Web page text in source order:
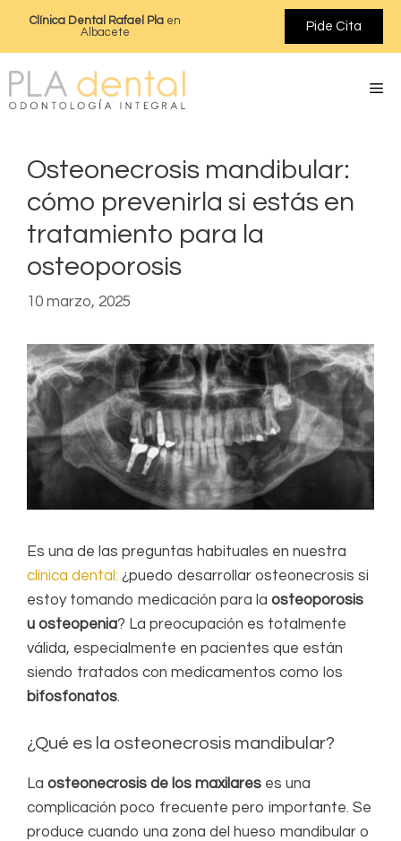
Clínica Dental Rafael Plaen
Albacete
Pide Cita
Osteonecrosis mandibular:
cómo prevenirla si estás en
tratamiento para la
osteoporosis
10 marzo, 2025
Es una de las preguntas habituales en nuestra
clínica dental: ¿puedo desarrollar osteonecrosis si
estoy tomando medicación para la osteoporosis
u osteopenia? La preocupación es totalmente
válida, especialmente en pacientes que están
siendo tratados con medicamentos como los
bifosfonatos.
¿Qué es la osteonecrosis mandibular?
La osteonecrosis de los maxilares es una
complicación poco frecuente pero importante. Se
produce cuando una zona del hueso mandibular o